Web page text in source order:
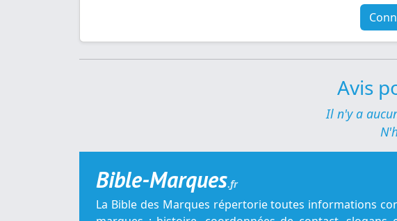
Avis
Il n'y a
Bible-Marques.fr
La Bible des Marques répertorie toutes informations